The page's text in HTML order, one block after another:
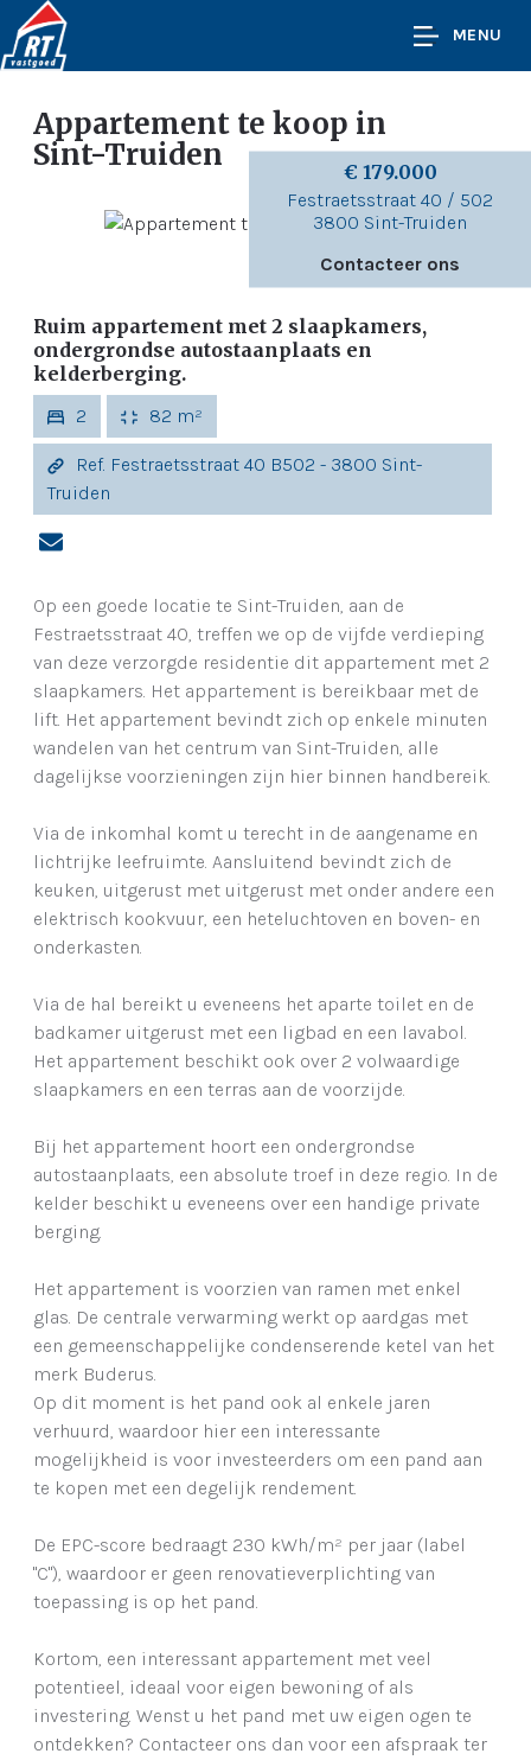
MENU
Appartement te koop in
Sint-Truiden
€ 179.000
Festraetsstraat 40 / 502
3800 Sint-Truiden
Contacteer ons
Ruim appartement met 2 slaapkamers,
ondergrondse autostaanplaats en
kelderberging.
2 82 m²
Ref. Festraetsstraat 40 B502 - 3800 Sint-
Truiden
Op een goede locatie te Sint-Truiden, aan de
Festraetsstraat 40, treffen we op de vijfde verdieping
van deze verzorgde residentie dit appartement met 2
slaapkamers. Het appartement is bereikbaar met de
lift. Het appartement bevindt zich op enkele minuten
wandelen van het centrum van Sint-Truiden, alle
dagelijkse voorzieningen zijn hier binnen handbereik.
Via de inkomhal komt u terecht in de aangename en
lichtrijke leefruimte. Aansluitend bevindt zich de
keuken, uitgerust met uitgerust met onder andere een
elektrisch kookvuur, een heteluchtoven en boven- en
onderkasten.
Via de hal bereikt u eveneens het aparte toilet en de
badkamer uitgerust met een ligbad en een lavabol.
Het appartement beschikt ook over 2 volwaardige
slaapkamers en een terras aan de voorzijde.
Bij het appartement hoort een ondergrondse
autostaanplaats, een absolute troef in deze regio. In de
kelder beschikt u eveneens over een handige private
berging.
Het appartement is voorzien van ramen met enkel
glas. De centrale verwarming werkt op aardgas met
een gemeenschappelijke condenserende ketel van het
merk Buderus.
Op dit moment is het pand ook al enkele jaren
verhuurd, waardoor hier een interessante
mogelijkheid is voor investeerders om een pand aan
te kopen met een degelijk rendement.
De EPC-score bedraagt 230 kWh/m² per jaar (label
"C"), waardoor er geen renovatieverplichting van
toepassing is op het pand.
Kortom, een interessant appartement met veel
potentieel, ideaal voor eigen bewoning of als
investering. Wenst u het pand met uw eigen ogen te
ontdekken? Contacteer ons dan voor een afspraak ter